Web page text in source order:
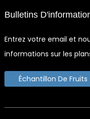
Bulletins
Entrez votre email et
informations sur les
Échantillon De